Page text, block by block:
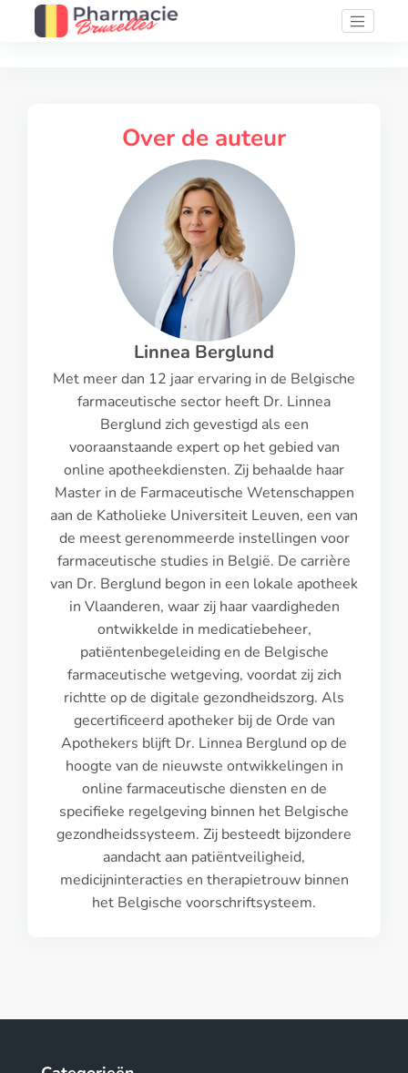
Over de auteur
Linnea Berglund
Met meer dan 12 jaar ervaring in de Belgische
farmaceutische sector heeft Dr. Linnea
Berglund zich gevestigd als een
vooraanstaande expert op het gebied van
online apotheekdiensten. Zij behaalde haar
Master in de Farmaceutische Wetenschappen
aan de Katholieke Universiteit Leuven, een van
de meest gerenommeerde instellingen voor
farmaceutische studies in België. De carrière
van Dr. Berglund begon in een lokale apotheek
in Vlaanderen, waar zij haar vaardigheden
ontwikkelde in medicatiebeheer,
patiëntenbegeleiding en de Belgische
farmaceutische wetgeving, voordat zij zich
richtte op de digitale gezondheidszorg. Als
gecertificeerd apotheker bij de Orde van
Apothekers blijft Dr. Linnea Berglund op de
hoogte van de nieuwste ontwikkelingen in
online farmaceutische diensten en de
specifieke regelgeving binnen het Belgische
gezondheidssysteem. Zij besteedt bijzondere
aandacht aan patiëntveiligheid,
medicijninteracties en therapietrouw binnen
het Belgische voorschriftsysteem.